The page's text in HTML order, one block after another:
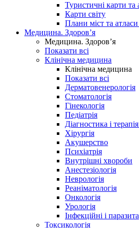
Туристичні карти та
Карти світу
Плани міст та атласи
Медицина. Здоров’я
Медицина. Здоров’я
Показати всі
Клінічна медицина
Клінічна медицина
Показати всі
Дерматовенерологія
Стоматологія
Гінекологія
Педіатрія
Діагностика і
Хірургія
Акушерство
Психіатрія
Внутрішні хвороби
Анестезіологія
Неврологія
Реаніматологія
Онкологія
Урологія
Інфекційні і
Токсикологія